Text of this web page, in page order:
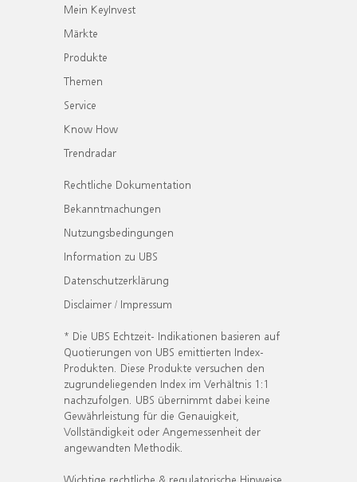
Mein KeyInvest
Märkte
Produkte
Themen
Service
Know How
Trendradar
Rechtliche Dokumentation
Bekanntmachungen
Nutzungsbedingungen
Information zu UBS
Datenschutzerklärung
Disclaimer / Impressum
* Die UBS Echtzeit- Indikationen basieren auf
Quotierungen von UBS emittierten Index-
Produkten. Diese Produkte versuchen den
zugrundeliegenden Index im Verhältnis 1:1
nachzufolgen. UBS übernimmt dabei keine
Gewährleistung für die Genauigkeit,
Vollständigkeit oder Angemessenheit der
angewandten Methodik.